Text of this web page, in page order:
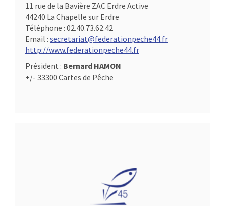
11 rue de la Bavière ZAC Erdre Active
44240 La Chapelle sur Erdre
Téléphone : 02.40.73.62.42
Email : secretariat@federationpeche44.fr
http://www.federationpeche44.fr
Président : Bernard HAMON
+/- 33300 Cartes de Pêche